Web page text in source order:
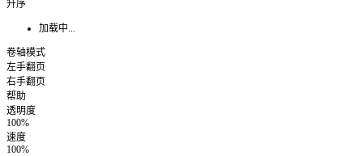
升序
加载中...
卷轴模式
左手翻页
右手翻页
帮助
透明度
100%
速度
100%